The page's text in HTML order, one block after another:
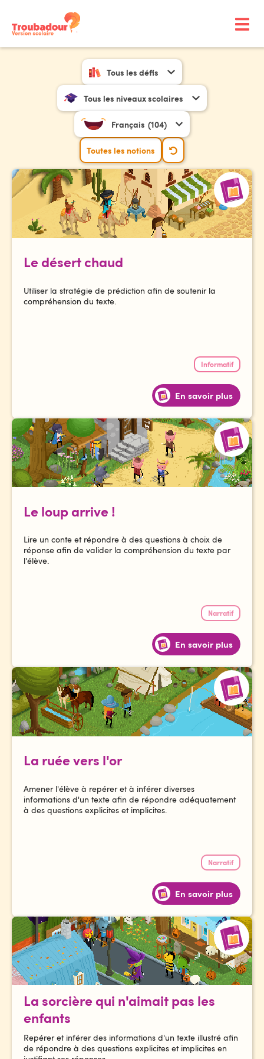
Tous les défis
Tous les niveaux scolaires
Français (104)
Toutes les notions
Le désert chaud
Utiliser la stratégie de prédiction afin de soutenir la
compréhension du texte.
Informatif
En savoir plus
Le loup arrive !
Lire un conte et répondre à des questions à choix de
réponse afin de valider la compréhension du texte par
l'élève.
Narratif
En savoir plus
La ruée vers l'or
Amener l'élève à repérer et à inférer diverses
informations d'un texte afin de répondre adéquatement
à des questions explicites et implicites.
Narratif
En savoir plus
La sorcière qui n'aimait pas les
enfants
Repérer et inférer des informations d'un texte illustré afin
de répondre à des questions explicites et implicites en